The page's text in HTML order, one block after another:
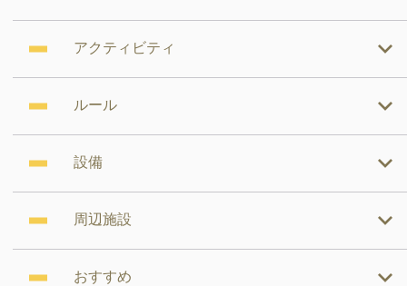
アクティビティ
ルール
設備
周辺施設
おすすめ